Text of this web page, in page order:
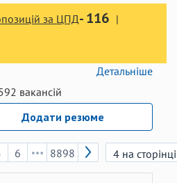
за ЦПД-116
Детальніше
вакансій
Додати резюме
6 8898